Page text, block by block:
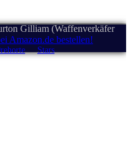
Gilliam (Waffenverkäfer
Amazon.de bestellen!
Stars